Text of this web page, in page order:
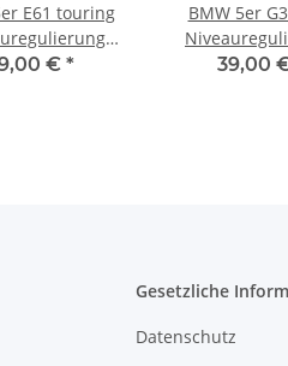
E61 touring
Edelstahl
€ *
BMW 5er
Tieferlegung
39,00
Gesetzliche
Datenschutz